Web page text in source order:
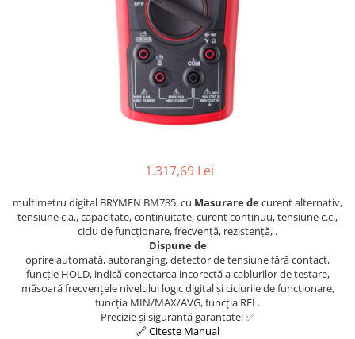
Osciloscoape B&K PRECISION
Osciloscoape FLUKE
Osciloscoape GW INSTEK
Osciloscoape HANTEK
Osciloscoape KEYSIGHT
Osciloscoape TELEDYNE LECROY
Osciloscoape UNI-T
1.317,69 Lei
multimetru digital BRYMEN BM785, cu Masurare decurent alternativ,
tensiune c.a., capacitate, continuitate, curent continuu, tensiune c.c.,
ciclu de funcționare, frecvență, rezistență, .
Dispune de
oprire automată, autoranging, detector de tensiune fără contact,
funcție HOLD, indică conectarea incorectă a cablurilor de testare,
măsoară frecvențele nivelului logic digital și ciclurile de funcționare,
funcția MIN/MAX/AVG, funcția REL.
Precizie și siguranță garantate! ✅
🔗 Citeste Manual